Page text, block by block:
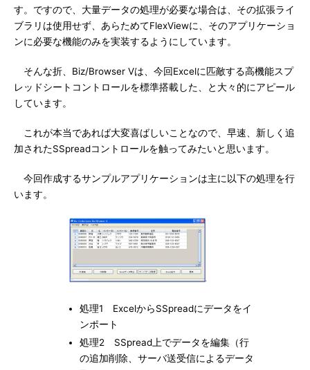
す。ですので、大量データの処理が必要な場合は、その拡張ライ
ブラリは使用せず、あらためてFlexViewに、そのアプリケーショ
ンに必要な機能のみを実装するようにしています。
そんな折、Biz/Browser Vは、今回Excelに匹敵する高機能スプ
レッドシートコントロールを標準搭載した、と大々的にアピール
しています。
これが本当であれば大変喜ばしいことなので、早速、新しく追
加されたSSpreadコントロールを触ってみたいと思います。
今回作成するサンプルアプリケーションは主に以下の処理を行
います。
処理1 ExcelからSSpreadにデータをイ
ンポート
処理2 SSpread上でデータを編集（行
の追加削除、サーバ送受信によるデータ